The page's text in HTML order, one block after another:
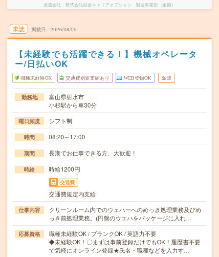
派遣会社 株式会社綜合キャリアオプション 製造事業部（全国）
未読 掲載日 2026/08/05
【未経験でも活躍できる！】機械オペレータ
ー/日払いOK
職種未経験OK 交通費別途支給あり WEB登録OK 派遣
勤務地
富山県射水市
小杉駅から車30分
曜日頻度 シフト制
時間 08:20～17:00
期間 長期でお仕事できる方、大歓迎！
時給 時給1200円
交通費
交通費規定内支給
仕事内容
クリーンルーム内でのウェハーへのめっき処理業務及びめ
っき前処理業務。(円盤のウエハをパッケージに入れ…
応募資格
職種未経験OK / ブランクOK / 英語力不要
◆未経験OK！〇まずは事前登録だけでもOK！履歴書不要
で気軽にオンライン登録★氏名・職種などを入力す…